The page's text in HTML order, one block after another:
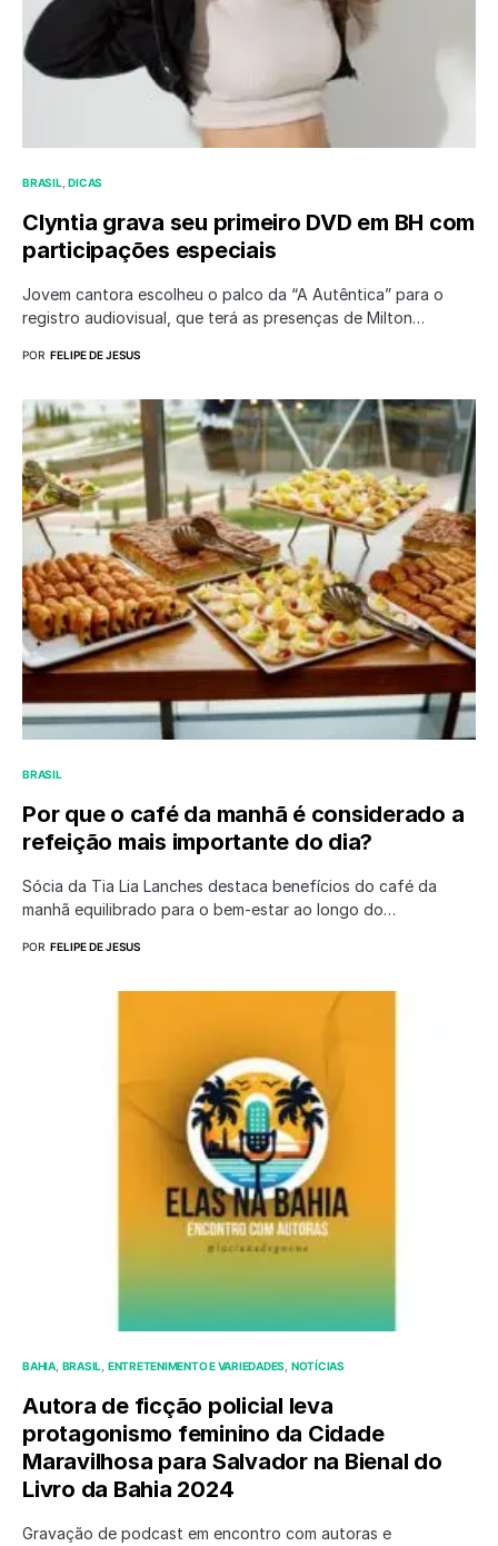
BRASIL DICAS
Clyntia grava seu primeiro DVD em BH com
participações especiais
Jovem cantora escolheu o palco da “A Autêntica” para o
registro audiovisual, que terá as presenças de Milton…
POR FELIPE DE JESUS
BRASIL
Por que o café da manhã é considerado a
refeição mais importante do dia?
Sócia da Tia Lia Lanches destaca benefícios do café da
manhã equilibrado para o bem-estar ao longo do…
POR FELIPE DE JESUS
BAHIA BRASIL ENTRETENIMENTO E VARIEDADES NOTÍCIAS
Autora de ficção policial leva
protagonismo feminino da Cidade
Maravilhosa para Salvador na Bienal do
Livro da Bahia 2024
Gravação de podcast em encontro com autoras e